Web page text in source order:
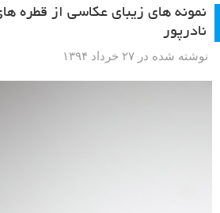
نمونه های زیبای عکاسی از قطره
نادرپور
نوشته شده در ۲۷ خرداد ۱۳۹۴